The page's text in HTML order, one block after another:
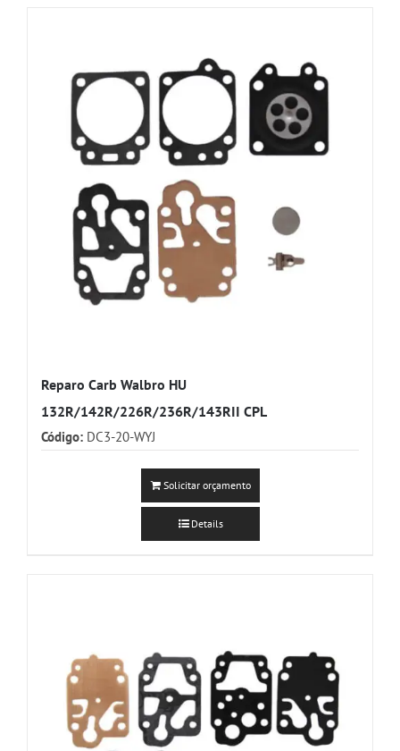
Reparo Carb Walbro HU
132R/142R/226R/236R/143RII CPL
Código: DC3-20-WYJ
Solicitar orçamento
Details